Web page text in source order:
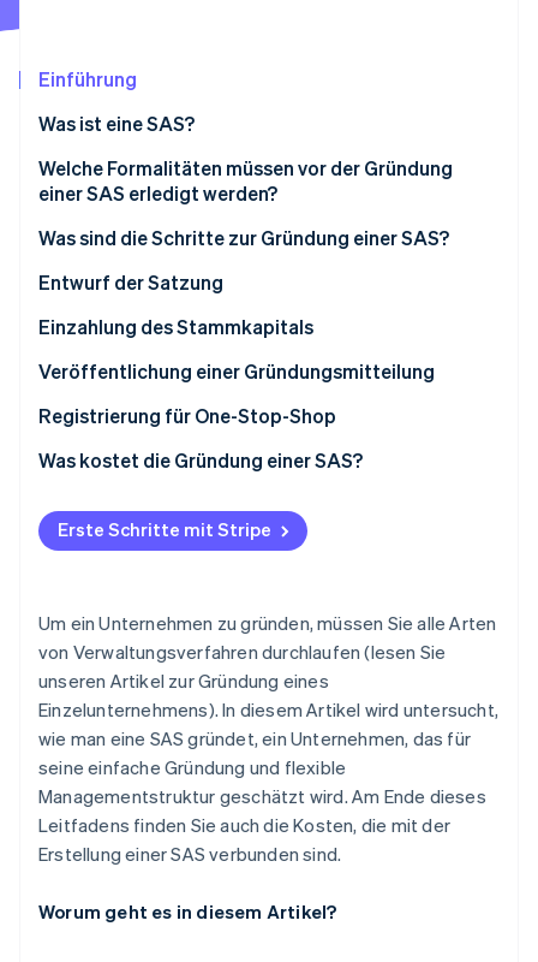
CO₂-Entnahme
Identity
Online-Identitätsprüfung
Stripe-Sessions 2026
Erfahren Sie, wie Stripe Lösungen für die
Jetzt ansehen
Einführung
Was ist eine SAS?
Welche Formalitäten müssen vor der Gründung
einer SAS erledigt werden?
Was sind die Schritte zur Gründung einer SAS?
Entwurf der Satzung
Wahl des Unternehmensnamens
Wahl des Firmensitzes
Einzahlung des Stammkapitals
Bewertung von Sacheinlagen
Veröffentlichung einer Gründungsmitteilung
Registrierung für One-Stop-Shop
Was kostet die Gründung einer SAS?
Erste Schritte mit Stripe
Um ein Unternehmen zu gründen, müssen Sie alle Arten
von Verwaltungsverfahren durchlaufen (lesen Sie
unseren Artikel zur Gründung eines
Einzelunternehmens). In diesem Artikel wird untersucht,
wie man eine SAS gründet, ein Unternehmen, das für
seine einfache Gründung und flexible
Managementstruktur geschätzt wird. Am Ende dieses
Leitfadens finden Sie auch die Kosten, die mit der
Erstellung einer SAS verbunden sind.
Worum geht es in diesem Artikel?